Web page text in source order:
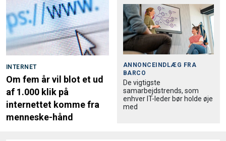
INTERNET
Om fem år vil blot et ud
af 1.000 klik på
internettet komme fra
menneske-hånd
ANNONCEINDLÆG FRA
BARCO
De vigtigste
samarbejdstrends, som
enhver IT-leder bør holde øje
med